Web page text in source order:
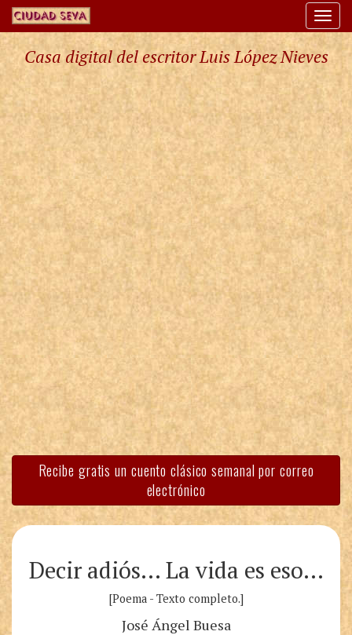
Casa digital del escritor Luis López Nieves
Recibe gratis un cuento clásico semanal por correo
electrónico
Decir adiós… La vida es eso…
[Poema - Texto completo.]
José Ángel Buesa